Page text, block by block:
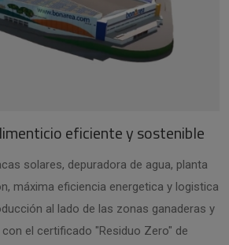
eficiente y sostenible
solares, depuradora de agua, planta
máxima eficiencia energetica y logistica
al lado de las zonas ganaderas y
el certificado "Residuo Zero" de